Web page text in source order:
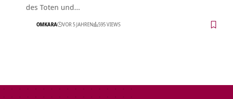
des Toten und…
OMKARA VOR 5 JAHREN 595 VIEWS